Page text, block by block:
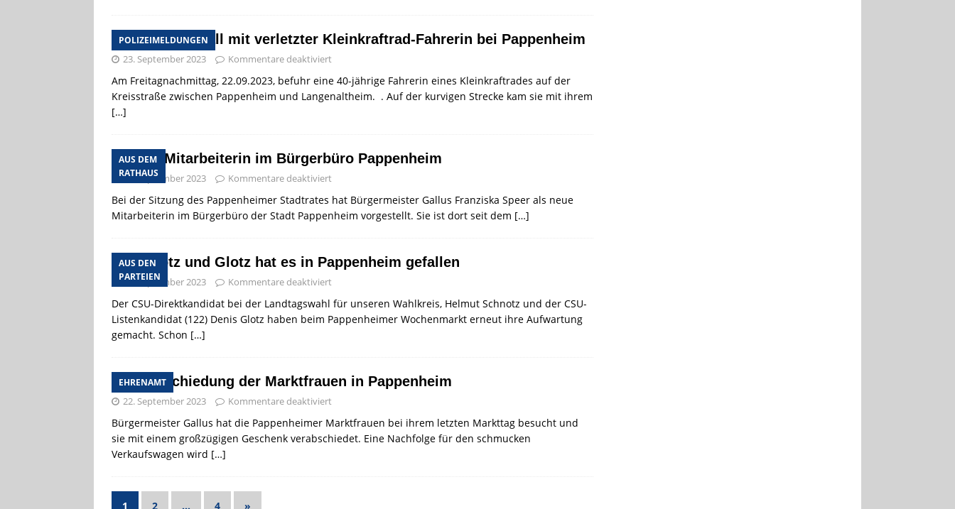
POLIZEIMELDUNGEN
Verkehrsunfall mit verletzter Kleinkraftrad-Fahrerin bei Pappenheim
23. September 2023 Kommentare deaktiviert
Am Freitagnachmittag, 22.09.2023, befuhr eine 40-jährige Fahrerin eines Kleinkraftrades auf der
Kreisstraße zwischen Pappenheim und Langenaltheim. . Auf der kurvigen Strecke kam sie mit ihrem
[…]
AUS DEM
RATHAUS
Neue Mitarbeiterin im Bürgerbüro Pappenheim
22. September 2023 Kommentare deaktiviert
Bei der Sitzung des Pappenheimer Stadtrates hat Bürgermeister Gallus Franziska Speer als neue
Mitarbeiterin im Bürgerbüro der Stadt Pappenheim vorgestellt. Sie ist dort seit dem […]
AUS DEN
PARTEIEN
Schnotz und Glotz hat es in Pappenheim gefallen
22. September 2023 Kommentare deaktiviert
Der CSU-Direktkandidat bei der Landtagswahl für unseren Wahlkreis, Helmut Schnotz und der CSU-
Listenkandidat (122) Denis Glotz haben beim Pappenheimer Wochenmarkt erneut ihre Aufwartung
gemacht. Schon […]
EHRENAMT
Verabschiedung der Marktfrauen in Pappenheim
22. September 2023 Kommentare deaktiviert
Bürgermeister Gallus hat die Pappenheimer Marktfrauen bei ihrem letzten Markttag besucht und
sie mit einem großzügigen Geschenk verabschiedet. Eine Nachfolge für den schmucken
Verkaufswagen wird […]
1 2 … 4 »